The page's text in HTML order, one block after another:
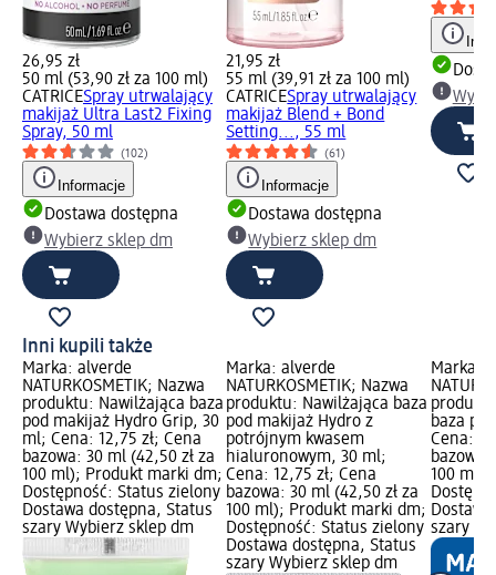
26,95 zł
50 ml (53,90 zł za 100 ml)
CATRICESpray utrwalający
makijaż Ultra Last2 Fixing
Spray, 50 ml
(102)
Informacje
Dostawa dostępna
Wybierz sklep dm
21,95 zł
55 ml (39,91 zł za 100 ml)
CATRICESpray utrwalający
makijaż Blend + Bond
Setting..., 55 ml
(61)
Informacje
Dostawa dostępna
Wybierz sklep dm
Inni kupili także
Marka: alverde
NATURKOSMETIK; Nazwa
produktu: Nawilżająca baza
pod makijaż Hydro Grip, 30
ml; Cena: 12,75 zł; Cena
bazowa: 30 ml (42,50 zł za
100 ml); Produkt marki dm;
Dostępność: Status zielony
Dostawa dostępna, Status
szary Wybierz sklep dm
Marka: alverde
NATURKOSMETIK; Nazwa
produktu: Nawilżająca baza
pod makijaż Hydro z
potrójnym kwasem
hialuronowym, 30 ml;
Cena: 12,75 zł; Cena
bazowa: 30 ml (42,50 zł za
100 ml); Produkt marki dm;
Dostępność: Status zielony
Dostawa dostępna, Status
szary Wybierz sklep dm
Marka:
baza
Cena:
bazowa:
100 ml);
szary